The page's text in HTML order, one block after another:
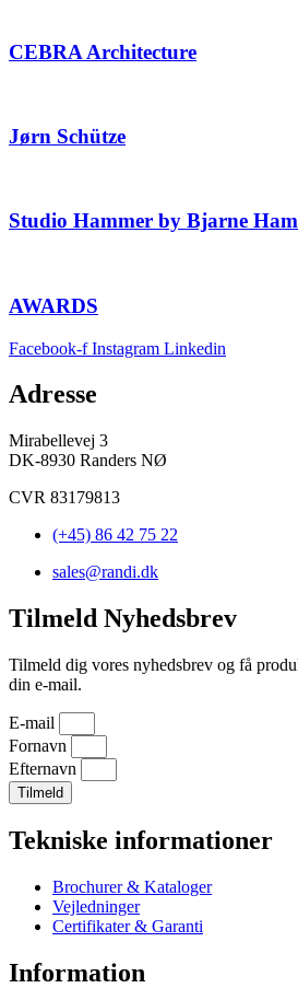
CEBRA Architecture
Jørn Schütze
Studio Hammer by Bjarne
AWARDS
Facebook-f Instagram Linkedin
Adresse
Mirabellevej 3
DK-8930 Randers NØ
CVR 83179813
(+45) 86 42 75 22
sales@randi.dk
Tilmeld Nyhedsbrev
Tilmeld dig vores nyhedsbrev og få
din e-mail.
E-mail
Fornavn
Efternavn
Tilmeld
Tekniske informationer
Brochurer & Kataloger
Vejledninger
Certifikater & Garanti
Information